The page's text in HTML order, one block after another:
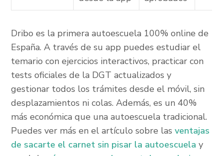
Dribo es la primera autoescuela 100% online de
España. A través de su app puedes estudiar el
temario con ejercicios interactivos, practicar con
tests oficiales de la DGT actualizados y
gestionar todos los trámites desde el móvil, sin
desplazamientos ni colas. Además, es un 40%
más económica que una autoescuela tradicional.
Puedes ver más en el artículo sobre lasventajas
de sacarte el carnet sin pisar la autoescuela y